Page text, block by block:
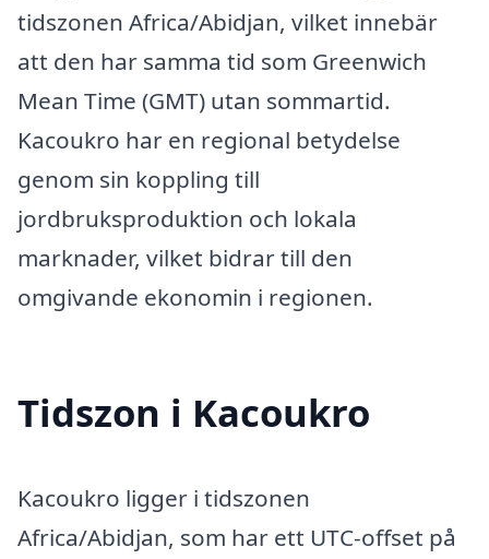
tidszonen Africa/Abidjan, vilket innebär
att den har samma tid som Greenwich
Mean Time (GMT) utan sommartid.
Kacoukro har en regional betydelse
genom sin koppling till
jordbruksproduktion och lokala
marknader, vilket bidrar till den
omgivande ekonomin i regionen.
Tidszon i Kacoukro
Kacoukro ligger i tidszonen
Africa/Abidjan, som har ett UTC-offset på